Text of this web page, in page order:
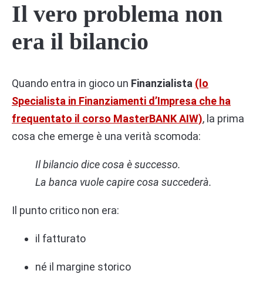
Il vero problema non
era il bilancio
Quando entra in gioco un Finanzialista (lo
Specialista in Finanziamenti d’Impresa che ha
frequentato il corso MasterBANK AIW), la prima
cosa che emerge è una verità scomoda:
Il bilancio dice cosa è successo.
La banca vuole capire cosa succederà.
Il punto critico non era:
il fatturato
né il margine storico